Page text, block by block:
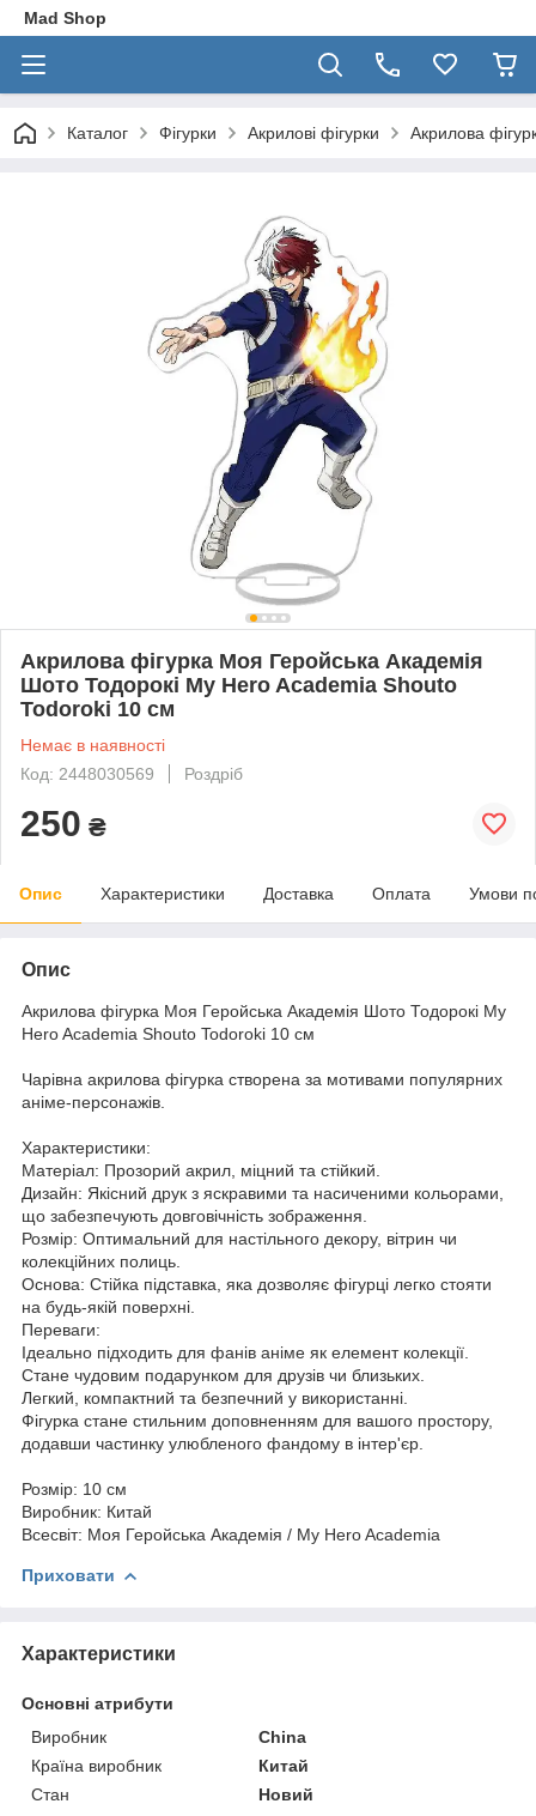
Mad Shop
Каталог Фігурки Акрилові фігурки Акрилова
Акрилова фігурка Моя Геройська Академія
Шото Тодорокі My Hero Academia Shouto
Todoroki 10 см
Немає в наявності
Код: 2448030569
Роздріб
250 ₴
Опис Характеристики Доставка Оплата Умови
Опис
Акрилова фігурка Моя Геройська Академія Шото Тодорокі My
Hero Academia Shouto Todoroki 10 см
Чарівна акрилова фігурка створена за мотивами популярних
аніме-персонажів.
Характеристики:
Матеріал: Прозорий акрил, міцний та стійкий.
Дизайн: Якісний друк з яскравими та насиченими кольорами,
що забезпечують довговічність зображення.
Розмір: Оптимальний для настільного декору, вітрин чи
колекційних полиць.
Основа: Стійка підставка, яка дозволяє фігурці легко стояти
на будь-якій поверхні.
Переваги:
Ідеально підходить для фанів аніме як елемент колекції.
Стане чудовим подарунком для друзів чи близьких.
Легкий, компактний та безпечний у використанні.
Фігурка стане стильним доповненням для вашого простору,
додавши частинку улюбленого фандому в інтер'єр.
Розмір: 10 см
Виробник: Китай
Всесвіт: Моя Геройська Академія / My Hero Academia
Приховати
Характеристики
Основні атрибути
Виробник
China
Країна виробник
Китай
Стан
Новий